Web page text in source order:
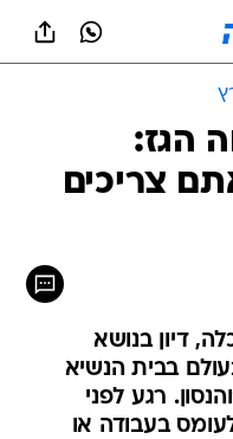
הגז:
צריכים
דיון בנושא
בבית הנשיא
רגע לפני
בעבודה או